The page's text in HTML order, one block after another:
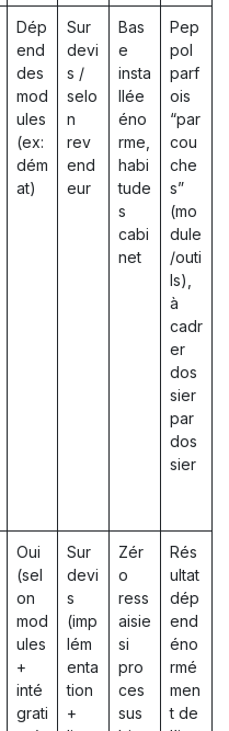
Dép
end
des
mod
ules
(ex:
dém
at)
Sur
devi
s /
selo
n
rev
end
eur
Bas
e
insta
llée
éno
rme,
habi
tude
s
cabi
net
Pep
pol
parf
ois
“par
cou
che
s”
(mo
dule
/outi
ls),
à
cadr
er
dos
sier
par
dos
sier
Oui
(sel
on
mod
ules
+
inté
grati
Sur
devi
s
(imp
lém
enta
tion
+
Zér
o
ress
aisie
si
pro
ces
sus
Rés
ultat
dép
end
éno
rmé
men
t de